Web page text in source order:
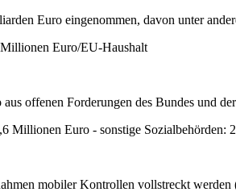
Euro eingenommen, davon unter
Euro/EU-Haushalt
offenen Forderungen des Bundes und
Millionen Euro - sonstige
mobiler Kontrollen vollstreckt werden